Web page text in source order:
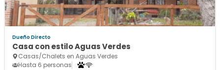
Dueño Directo
Casa con estilo Aguas Verdes
Casas/Chalets en Aguas Verdes
Hasta 6 personas